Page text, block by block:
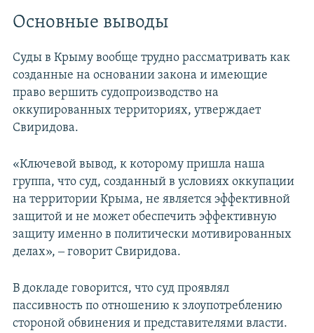
Основные выводы
Суды в Крыму вообще трудно рассматривать как
созданные на основании закона и имеющие
право вершить судопроизводство на
оккупированных территориях, утверждает
Свиридова.
«Ключевой вывод, к которому пришла наша
группа, что суд, созданный в условиях оккупации
на территории Крыма, не является эффективной
защитой и не может обеспечить эффективную
защиту именно в политически мотивированных
делах», ‒ говорит Свиридова.
В докладе говорится, что суд проявлял
пассивность по отношению к злоупотреблению
стороной обвинения и представителями власти.